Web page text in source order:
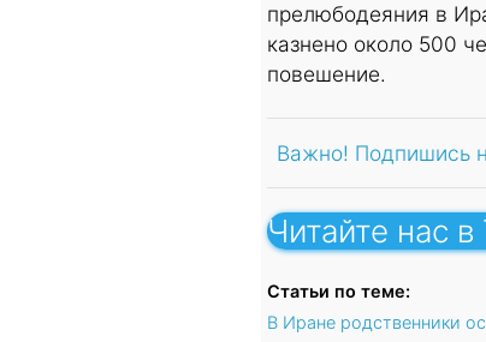
прелюбодеяния в
казнено около 500
повешение.
Важно! Подпишись
Читайте нас
Статьи по теме:
В Иране родственники